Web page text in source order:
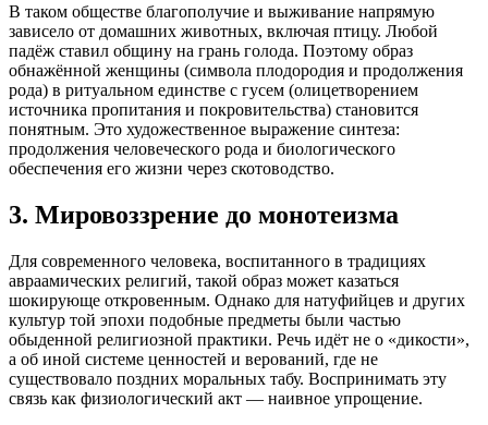
В таком обществе благополучие и выживание напрямую
зависело от домашних животных, включая птицу. Любой
падёж ставил общину на грань голода. Поэтому образ
обнажённой женщины (символа плодородия и продолжения
рода) в ритуальном единстве с гусем (олицетворением
источника пропитания и покровительства) становится
понятным. Это художественное выражение синтеза:
продолжения человеческого рода и биологического
обеспечения его жизни через скотоводство.
3. Мировоззрение до монотеизма
Для современного человека, воспитанного в традициях
авраамических религий, такой образ может казаться
шокирующе откровенным. Однако для натуфийцев и других
культур той эпохи подобные предметы были частью
обыденной религиозной практики. Речь идёт не о «дикости»,
а об иной системе ценностей и верований, где не
существовало поздних моральных табу. Воспринимать эту
связь как физиологический акт — наивное упрощение.